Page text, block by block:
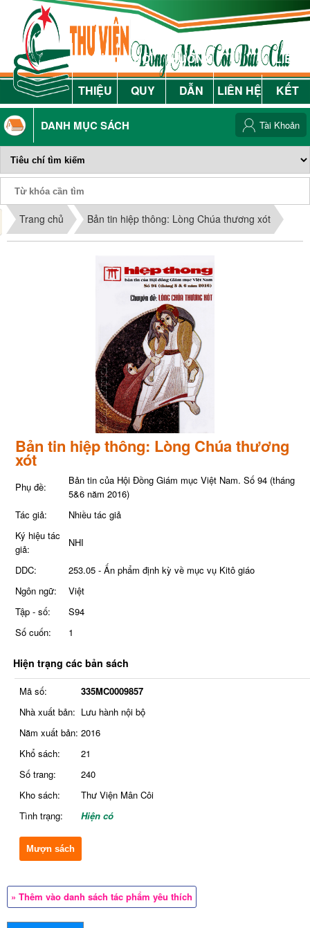
GIỚI
THIỆU
NỘI
QUY
HƯỚNG
DẪN
LIÊN HỆ
LIÊN
KẾT
DANH MỤC SÁCH
Phiếu Sách
Tài Khoản
Trang chủ Bản tin hiệp thông: Lòng Chúa thương xót
Bản tin hiệp thông: Lòng Chúa thương
xót
Phụ đề:
Bản tin của Hội Đồng Giám mục Việt Nam. Số 94 (tháng
5&6 năm 2016)
Tác giả:
Nhiều tác giả
Ký hiệu tác
giả:
NHI
DDC:
253.05 - Ấn phẩm định kỳ về mục vụ Kitô giáo
Ngôn ngữ:
Việt
Tập - số:
S94
Số cuốn:
1
Hiện trạng các bản sách
Mã số:
335MC0009857
Nhà xuất bản: Lưu hành nội bộ
Năm xuất bản: 2016
Khổ sách:
21
Số trang:
240
Kho sách:
Thư Viện Mân Côi
Tình trạng:
Hiện có
Mượn sách
» Thêm vào danh sách tác phẩm yêu thích